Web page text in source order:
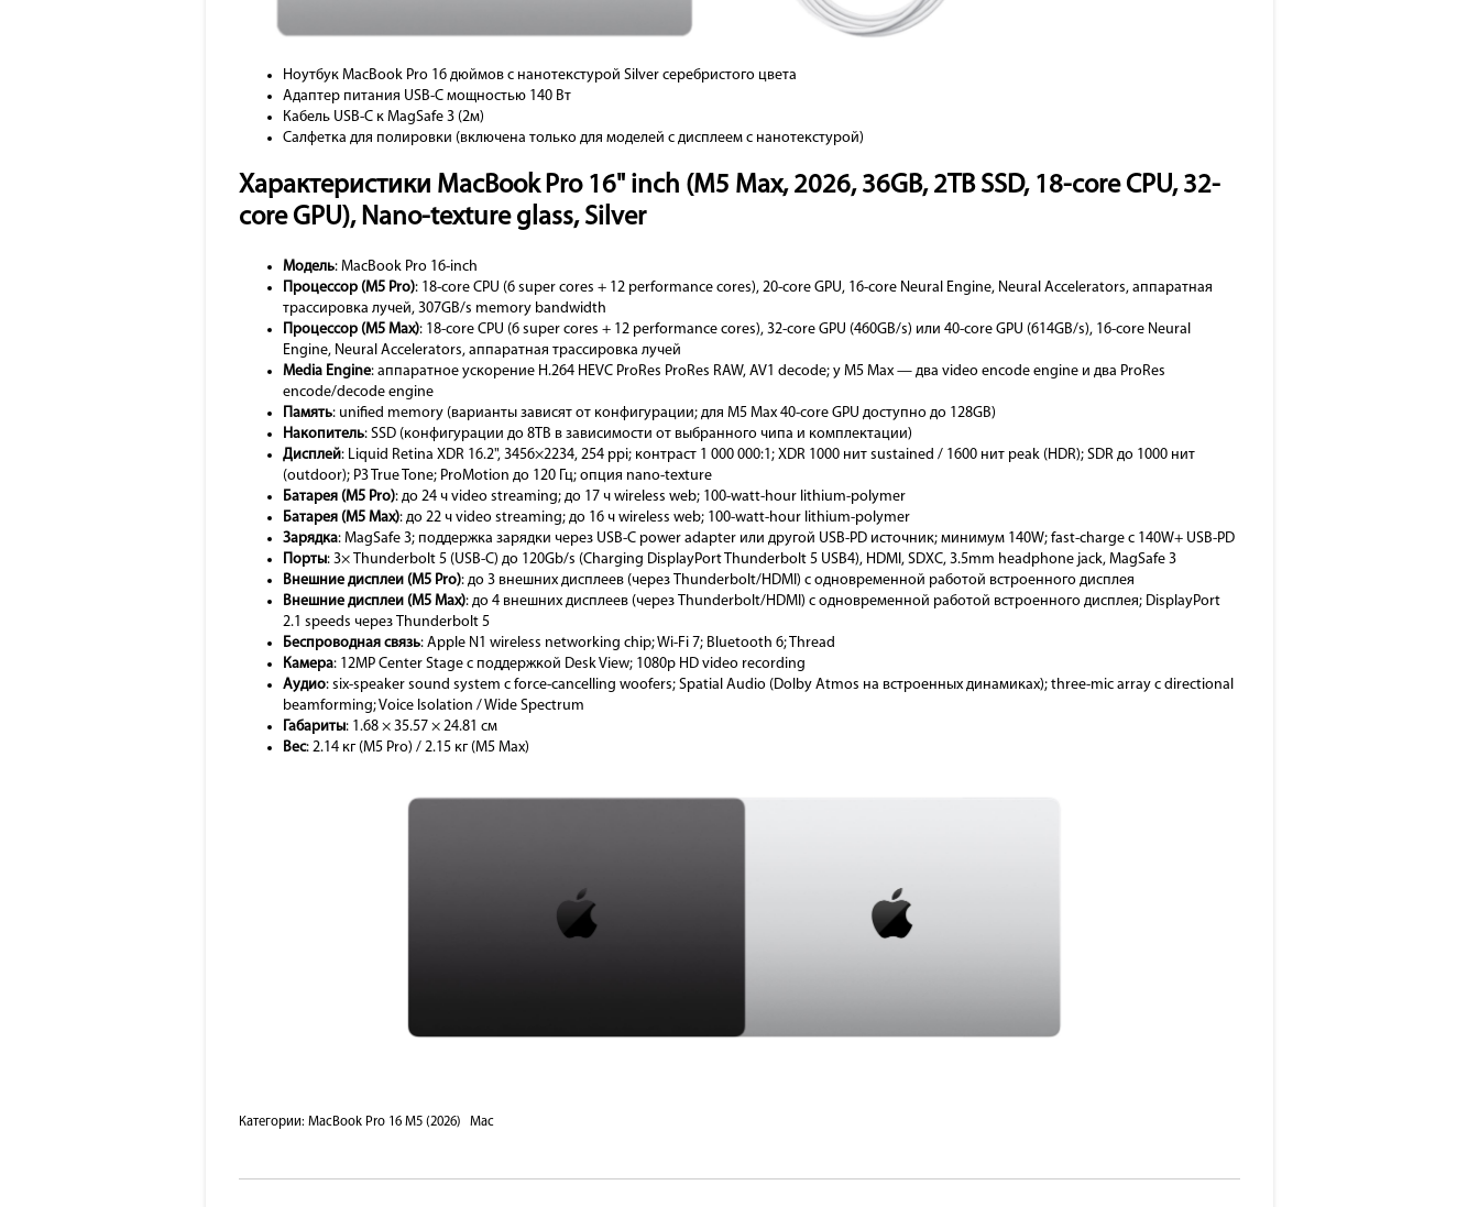
Ноутбук MacBook Pro 16 дюймов c нанотекстурой Silver серебристого цвета
Адаптер питания USB-C мощностью 140 Вт
Кабель USB-C к MagSafe 3 (2м)
Салфетка для полировки (включена только для моделей с дисплеем с нанотекстурой)
Характеристики MacBook Pro 16" inch (M5 Max, 2026, 36GB, 2TB SSD, 18-core CPU, 32-
core GPU), Nano-texture glass, Silver
Модель: MacBook Pro 16-inch
Процессор (M5 Pro): 18-core CPU (6 super cores + 12 performance cores), 20-core GPU, 16-core Neural Engine, Neural Accelerators, аппаратная
трассировка лучей, 307GB/s memory bandwidth
Процессор (M5 Max): 18-core CPU (6 super cores + 12 performance cores), 32-core GPU (460GB/s) или 40-core GPU (614GB/s), 16-core Neural
Engine, Neural Accelerators, аппаратная трассировка лучей
Media Engine: аппаратное ускорение H.264 HEVC ProRes ProRes RAW, AV1 decode; у M5 Max — два video encode engine и два ProRes
encode/decode engine
Память: unified memory (варианты зависят от конфигурации; для M5 Max 40-core GPU доступно до 128GB)
Накопитель: SSD (конфигурации до 8TB в зависимости от выбранного чипа и комплектации)
Дисплей: Liquid Retina XDR 16.2", 3456×2234, 254 ppi; контраст 1 000 000:1; XDR 1000 нит sustained / 1600 нит peak (HDR); SDR до 1000 нит
(outdoor); P3 True Tone; ProMotion до 120 Гц; опция nano-texture
Батарея (M5 Pro): до 24 ч video streaming; до 17 ч wireless web; 100-watt-hour lithium-polymer
Батарея (M5 Max): до 22 ч video streaming; до 16 ч wireless web; 100-watt-hour lithium-polymer
Зарядка: MagSafe 3; поддержка зарядки через USB-C power adapter или другой USB-PD источник; минимум 140W; fast-charge с 140W+ USB-PD
Порты: 3× Thunderbolt 5 (USB-C) до 120Gb/s (Charging DisplayPort Thunderbolt 5 USB4), HDMI, SDXC, 3.5mm headphone jack, MagSafe 3
Внешние дисплеи (M5 Pro): до 3 внешних дисплеев (через Thunderbolt/HDMI) с одновременной работой встроенного дисплея
Внешние дисплеи (M5 Max): до 4 внешних дисплеев (через Thunderbolt/HDMI) с одновременной работой встроенного дисплея; DisplayPort
2.1 speeds через Thunderbolt 5
Беспроводная связь: Apple N1 wireless networking chip; Wi-Fi 7; Bluetooth 6; Thread
Камера: 12MP Center Stage с поддержкой Desk View; 1080p HD video recording
Аудио: six-speaker sound system с force-cancelling woofers; Spatial Audio (Dolby Atmos на встроенных динамиках); three-mic array с directional
beamforming; Voice Isolation / Wide Spectrum
Габариты: 1.68 × 35.57 × 24.81 см
Вес: 2.14 кг (M5 Pro) / 2.15 кг (M5 Max)
Категории: MacBook Pro 16 M5 (2026) Mac